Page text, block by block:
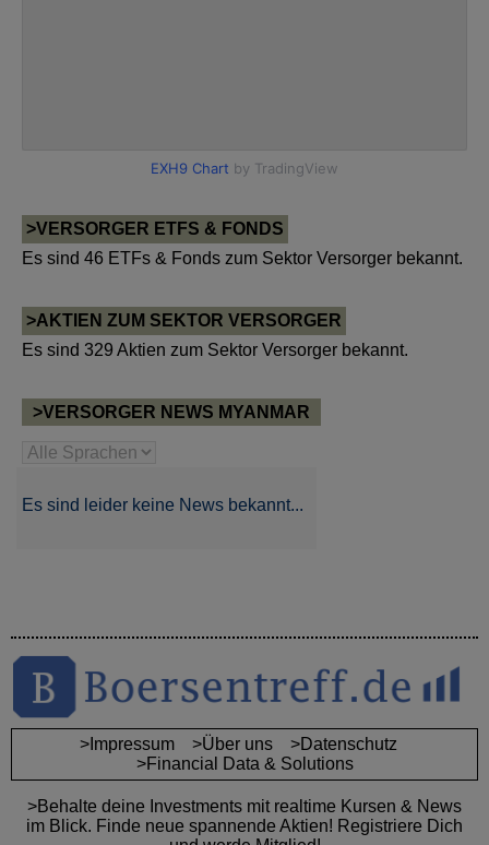
>VERSORGER ETFS & FONDS
Es sind 46 ETFs & Fonds zum Sektor Versorger bekannt.
>AKTIEN ZUM SEKTOR VERSORGER
Es sind 329 Aktien zum Sektor Versorger bekannt.
>VERSORGER NEWS MYANMAR
Es sind leider keine News bekannt...
>Impressum >Über uns
>Datenschutz
>Financial Data & Solutions
>Behalte deine Investments mit realtime Kursen & News
im Blick. Finde neue spannende Aktien! Registriere Dich